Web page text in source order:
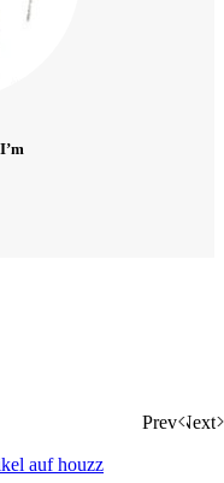
auf houzz
Next
Prev